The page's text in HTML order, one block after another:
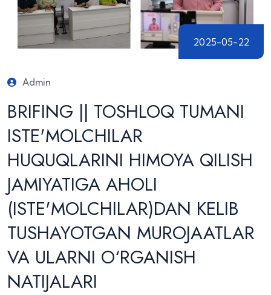
2025-05-22
Admin
BRIFING || TOSHLOQ TUMANI
ISTE'MOLCHILAR
HUQUQLARINI HIMOYA QILISH
JAMIYATIGA AHOLI
(ISTE'MOLCHILAR)DAN KELIB
TUSHAYOTGAN MUROJAATLAR
VA ULARNI O‘RGANISH
NATIJALARI